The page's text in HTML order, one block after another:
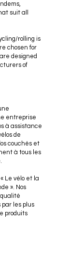
suit all
rolling is
chosen for
designed
of
entreprise
à assistance
de
couchés et
à tous les
Le vélo et la
». Nos
les plus
produits